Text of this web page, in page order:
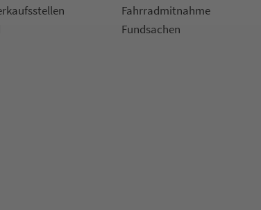
Fahr­rad­mit­nah­me
Fund­sachen